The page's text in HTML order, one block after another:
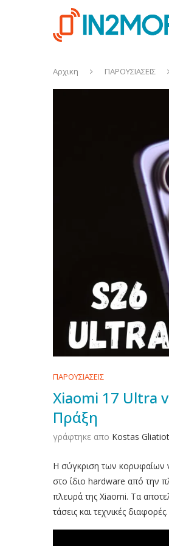
Αρχικη ΠΑΡΟΥΣΙΑΣΕΙΣ
ΠΑΡΟΥΣΙΑΣΕΙΣ
Xiaomi 17 Ultra
Πράξη
γράφτηκε απο Kostas
Η σύγκριση των κορυφαίων
στο ίδιο hardware από την
πλευρά της Xiaomi. Τα
τάσεις και τεχνικές διαφορές.